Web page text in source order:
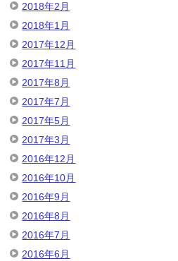
2018年2月
2018年1月
2017年12月
2017年11月
2017年8月
2017年7月
2017年5月
2017年3月
2016年12月
2016年10月
2016年9月
2016年8月
2016年7月
2016年6月